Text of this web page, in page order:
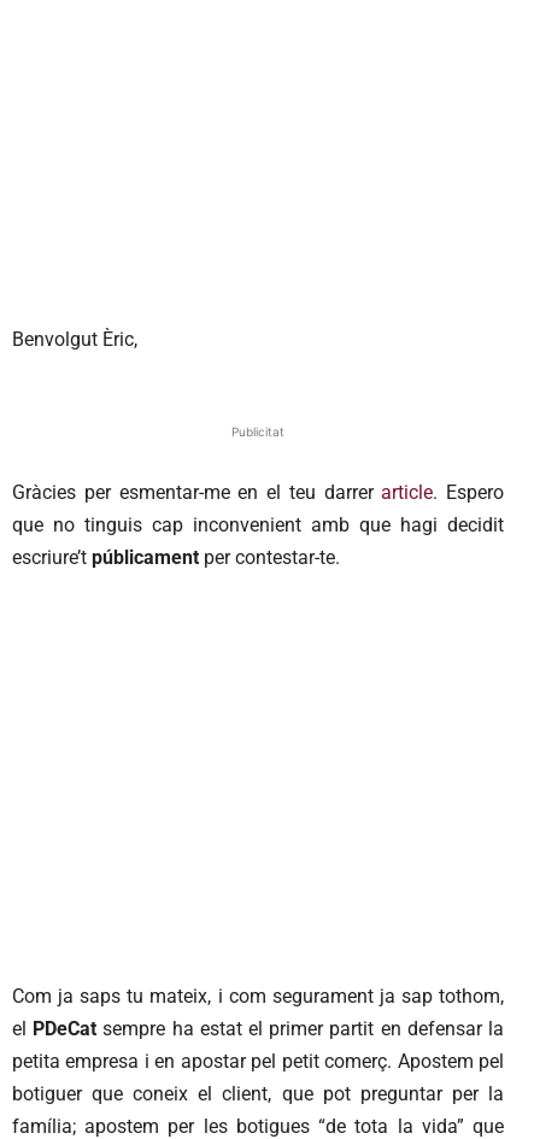
Benvolgut Èric,
Publicitat
Gràcies per esmentar-me en el teu darrerarticle. Espero
que no tinguis cap inconvenient amb que hagi decidit
escriure’t públicament per contestar-te.
Com ja saps tu mateix, i com segurament ja sap tothom,
el PDeCat sempre ha estat el primer partit en defensar la
petita empresa i en apostar pel petit comerç. Apostem pel
botiguer que coneix el client, que pot preguntar per la
família; apostem per les botigues “de tota la vida” que